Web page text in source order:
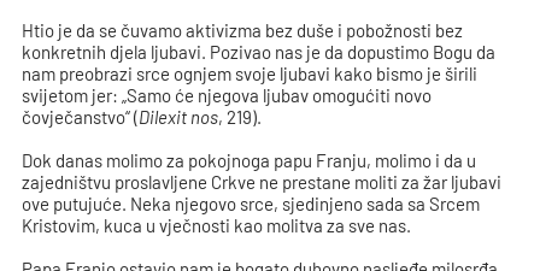
Htio je da se čuvamo aktivizma bez duše i pobožnosti bez
konkretnih djela ljubavi. Pozivao nas je da dopustimo Bogu da
nam preobrazi srce ognjem svoje ljubavi kako bismo je širili
svijetom jer: „Samo će njegova ljubav omogućiti novo
čovječanstvo“ (Dilexit nos, 219).
Dok danas molimo za pokojnoga papu Franju, molimo i da u
zajedništvu proslavljene Crkve ne prestane moliti za žar ljubavi
ove putujuće. Neka njegovo srce, sjedinjeno sada sa Srcem
Kristovim, kuca u vječnosti kao molitva za sve nas.